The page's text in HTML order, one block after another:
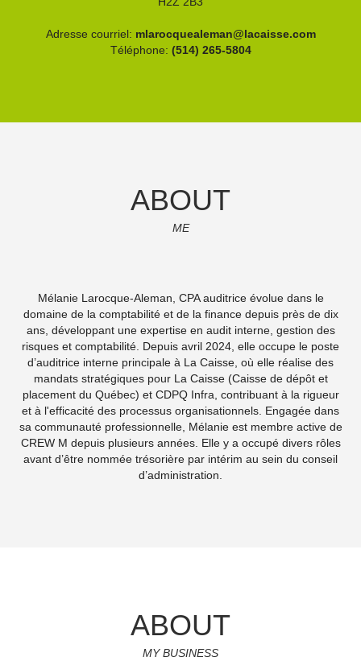
Adresse courriel: mlarocquealeman@lacaisse.com
Téléphone: (514) 265-5804
ABOUT
ME
Mélanie Larocque-Aleman, CPA auditrice évolue dans le
domaine de la comptabilité et de la finance depuis près de dix
ans, développant une expertise en audit interne, gestion des
risques et comptabilité. Depuis avril 2024, elle occupe le poste
d’auditrice interne principale à La Caisse, où elle réalise des
mandats stratégiques pour La Caisse (Caisse de dépôt et
placement du Québec) et CDPQ Infra, contribuant à la rigueur
et à l'efficacité des processus organisationnels. Engagée dans
sa communauté professionnelle, Mélanie est membre active de
CREW M depuis plusieurs années. Elle y a occupé divers rôles
avant d’être nommée trésorière par intérim au sein du conseil
d’administration.
ABOUT
MY BUSINESS